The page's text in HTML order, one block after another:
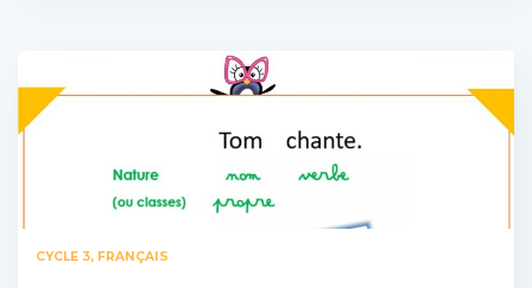
CYCLE 3 FRANÇAIS